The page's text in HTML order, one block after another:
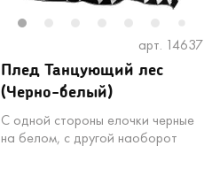
11
арт. 14637
Плед Танцующий лес
(Черно-белый)
С одной стороны елочки черные
на белом, с другой наоборот